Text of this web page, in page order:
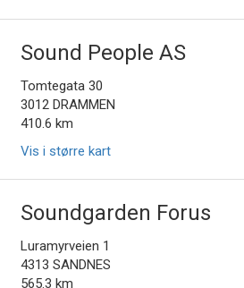
Sound People AS
Tomtegata 30
3012 DRAMMEN
410.6 km
Vis i større kart
Soundgarden Forus
Luramyrveien 1
4313 SANDNES
565.3 km